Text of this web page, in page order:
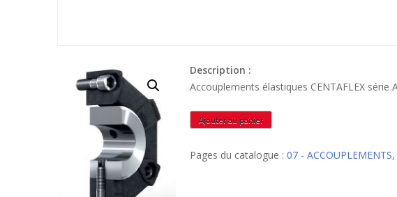
Description :
Accouplements élastiques CENTAFLEX série
quantité
de
Ajouter au panier
Pages du catalogue : 07 - ACCOUPLEMENTS,